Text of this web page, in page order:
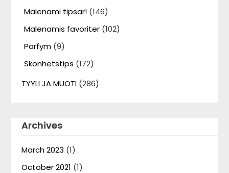
Malenami tipsar! (146)
Malenamis favoriter (102)
Parfym (9)
Skönhetstips (172)
TYYLI JA MUOTI (286)
Archives
March 2023 (1)
October 2021 (1)